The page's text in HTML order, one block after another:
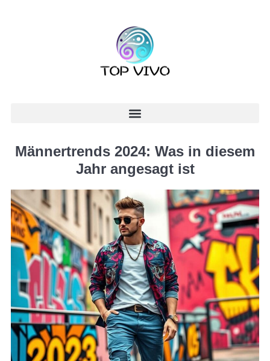
Männertrends 2024: Was in diesem
Jahr angesagt ist